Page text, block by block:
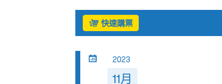
快速購票
2023
11月